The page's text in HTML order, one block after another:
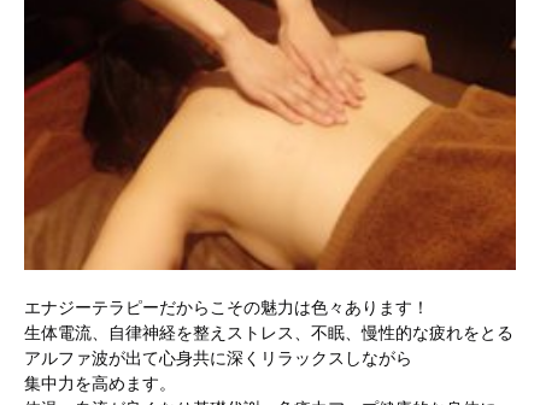
エナジーテラピーだからこその魅力は色々あります！
生体電流、自律神経を整えストレス、不眠、慢性的な疲れをとる
アルファ波が出て心身共に深くリラックスしながら
集中力を高めます。